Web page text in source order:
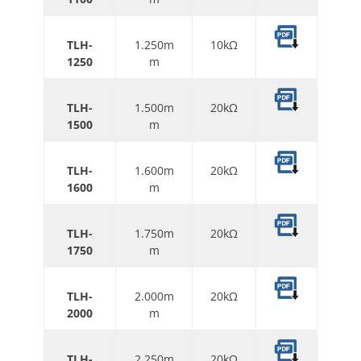
TLH-
1250
1.250m
m
10kΩ
TLH-
1500
1.500m
m
20kΩ
TLH-
1600
1.600m
m
20kΩ
TLH-
1750
1.750m
m
20kΩ
TLH-
2000
2.000m
m
20kΩ